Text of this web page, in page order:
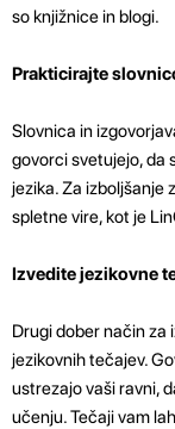
so knjižnice in blogi.
Prakticirajte
Slovnica in
govorci svetujejo, da
jezika. Za izboljšanje
spletne vire, kot je
Izvedite jezikovne
Drugi dober način za
jezikovnih tečajev.
ustrezajo vaši ravni,
učenju. Tečaji vam